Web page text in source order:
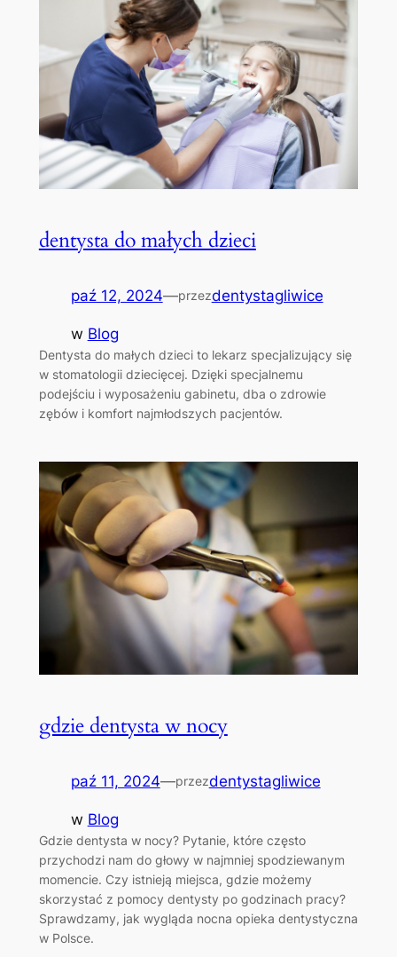
dentysta do małych dzieci
paź 12, 2024—przezdentystagliwice
w Blog
Dentysta do małych dzieci to lekarz specjalizujący się
w stomatologii dziecięcej. Dzięki specjalnemu
podejściu i wyposażeniu gabinetu, dba o zdrowie
zębów i komfort najmłodszych pacjentów.
gdzie dentysta w nocy
paź 11, 2024—przezdentystagliwice
w Blog
Gdzie dentysta w nocy? Pytanie, które często
przychodzi nam do głowy w najmniej spodziewanym
momencie. Czy istnieją miejsca, gdzie możemy
skorzystać z pomocy dentysty po godzinach pracy?
Sprawdzamy, jak wygląda nocna opieka dentystyczna
w Polsce.